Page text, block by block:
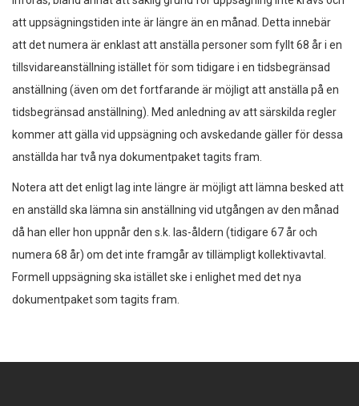
att uppsägningstiden inte är längre än en månad. Detta innebär
att det numera är enklast att anställa personer som fyllt 68 år i en
tillsvidareanställning istället för som tidigare i en tidsbegränsad
anställning (även om det fortfarande är möjligt att anställa på en
tidsbegränsad anställning). Med anledning av att särskilda regler
kommer att gälla vid uppsägning och avskedande gäller för dessa
anställda har två nya dokumentpaket tagits fram.
Notera att det enligt lag inte längre är möjligt att lämna besked att
en anställd ska lämna sin anställning vid utgången av den månad
då han eller hon uppnår den s.k. las-åldern (tidigare 67 år och
numera 68 år) om det inte framgår av tillämpligt kollektivavtal.
Formell uppsägning ska istället ske i enlighet med det nya
dokumentpaket som tagits fram.